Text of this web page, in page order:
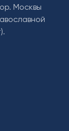
Москвы